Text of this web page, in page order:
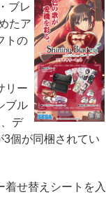
ブレ
たア
トの
リー
ブル
デ
個が同梱されてい
せ替えシートを入